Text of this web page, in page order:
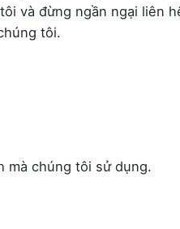
và đừng ngần ngại liên
tôi.
mà chúng tôi sử dụng.